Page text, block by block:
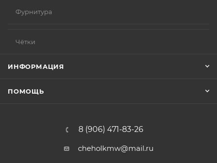
Фурнитура
Чётки
ИНФОРМАЦИЯ
ПОМОЩЬ
8 (906) 471-83-26
cheholkmw@mail.ru